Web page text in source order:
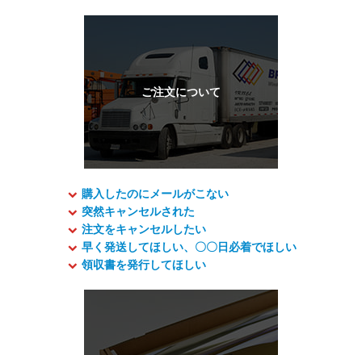
購入したのにメールがこない
突然キャンセルされた
注文をキャンセルしたい
早く発送してほしい、〇〇日必着でほしい
領収書を発行してほしい